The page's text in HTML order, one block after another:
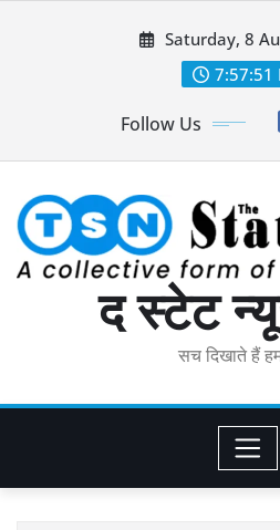
Saturday, 8
7:57:52
Follow Us
द स्टेट
सच दिखाते हैं